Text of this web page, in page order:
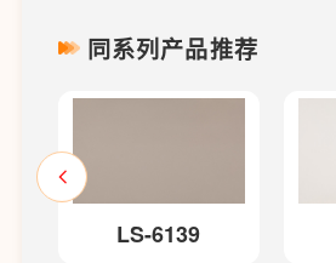
同系列产品推荐
LS-6139